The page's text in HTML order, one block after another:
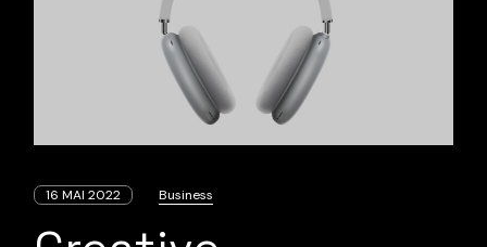
16 MAI 2022 Business